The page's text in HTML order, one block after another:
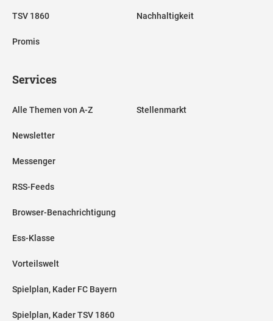
TSV 1860
Promis
Nachhaltigkeit
Services
Alle Themen von A-Z
Newsletter
Messenger
RSS-Feeds
Browser-Benachrichtigung
Ess-Klasse
Vorteilswelt
Spielplan, Kader FC Bayern
Spielplan, Kader TSV 1860
Stellenmarkt